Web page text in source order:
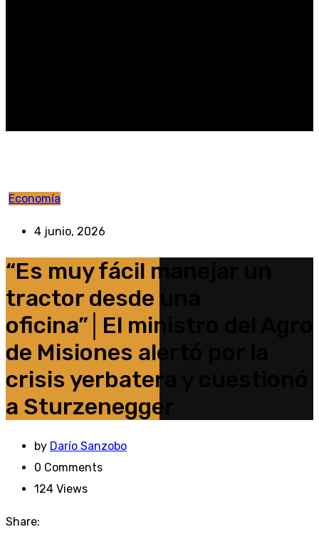
Economía
4 junio, 2026
“Es muy fácil manejar un
tractor desde una
oficina”│El ministro del Agro
de Misiones alertó por la
crisis yerbatera y cuestionó
a Sturzenegger
by Darío Sanzobo
0 Comments
124 Views
Share: